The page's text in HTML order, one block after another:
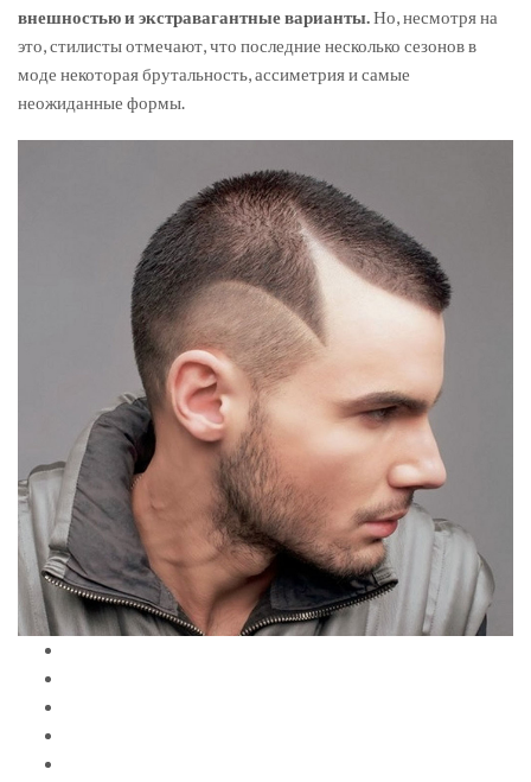
внешностью и экстравагантные варианты.Но, несмотря на
это, стилисты отмечают, что последние несколько сезонов в
моде некоторая брутальность, ассиметрия и самые
неожиданные формы.